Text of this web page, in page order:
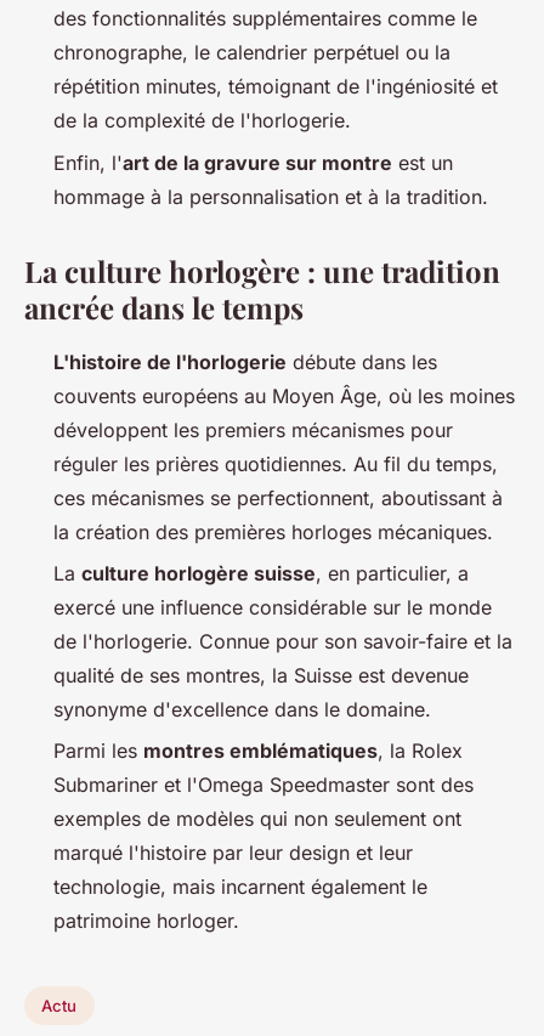
des fonctionnalités supplémentaires comme le
chronographe, le calendrier perpétuel ou la
répétition minutes, témoignant de l'ingéniosité et
de la complexité de l'horlogerie.
Enfin, l'art de la gravure sur montre est un
hommage à la personnalisation et à la tradition.
La culture horlogère : une tradition
ancrée dans le temps
L'histoire de l'horlogerie débute dans les
couvents européens au Moyen Âge, où les moines
développent les premiers mécanismes pour
réguler les prières quotidiennes. Au fil du temps,
ces mécanismes se perfectionnent, aboutissant à
la création des premières horloges mécaniques.
La culture horlogère suisse, en particulier, a
exercé une influence considérable sur le monde
de l'horlogerie. Connue pour son savoir-faire et la
qualité de ses montres, la Suisse est devenue
synonyme d'excellence dans le domaine.
Parmi les montres emblématiques, la Rolex
Submariner et l'Omega Speedmaster sont des
exemples de modèles qui non seulement ont
marqué l'histoire par leur design et leur
technologie, mais incarnent également le
patrimoine horloger.
Actu